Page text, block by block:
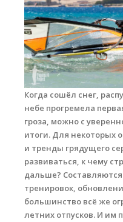
Когда сошёл снег,
небе прогремела
гроза, можно с
итоги. Для некоторых
и тренды грядущего
развиваться, к чему
дальше?
тренировок,
большинство всё же
летних отпусков. И им